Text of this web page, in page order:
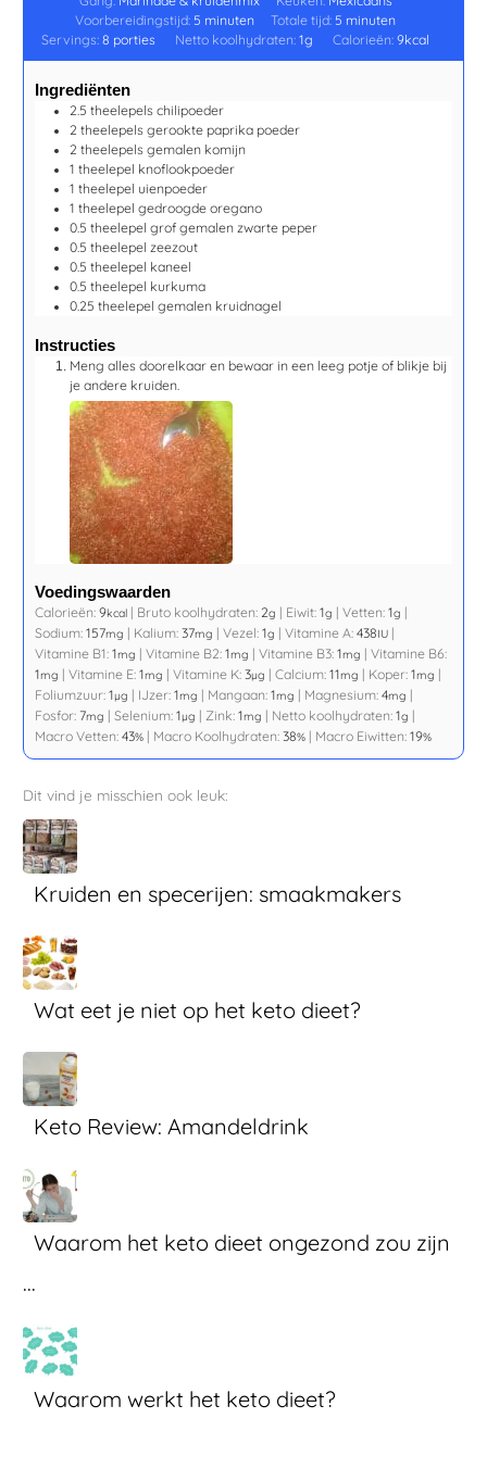
Voorbereidingstijd: 5 minuten Totale tijd: 5 minuten
Servings:8 porties Netto koolhydraten:1g Calorieën: 9kcal
Ingrediënten
2.5 theelepels chilipoeder
2 theelepels gerookte paprika poeder
2 theelepels gemalen komijn
1 theelepel knoflookpoeder
1 theelepel uienpoeder
1 theelepel gedroogde oregano
0.5 theelepel grof gemalen zwarte peper
0.5 theelepel zeezout
0.5 theelepel kaneel
0.5 theelepel kurkuma
0.25 theelepel gemalen kruidnagel
Instructies
Meng alles doorelkaar en bewaar in een leeg potje of blikje bij
je andere kruiden.
Voedingswaarden
Calorieën:9kcal | Bruto koolhydraten: 2g | Eiwit:1g |Vetten:1g |
Sodium:157mg | Kalium:37mg |Vezel:1g |Vitamine A:438IU |
Vitamine B1:1mg |Vitamine B2:1mg |Vitamine B3:1mg |Vitamine B6:
1mg |Vitamine E:1mg |Vitamine K:3µg |Calcium:11mg | Koper:1mg |
Foliumzuur:1µg | IJzer:1mg | Mangaan:1mg | Magnesium:4mg |
Fosfor: 7mg |Selenium:1µg |Zink:1mg | Netto koolhydraten:1g |
Macro Vetten:43% | Macro Koolhydraten:38% | Macro Eiwitten:19%
Dit vind je misschien ook leuk:
Kruiden en specerijen: smaakmakers
Wat eet je niet op het keto dieet?
Keto Review: Amandeldrink
Waarom het keto dieet ongezond zou zijn
...
Waarom werkt het keto dieet?